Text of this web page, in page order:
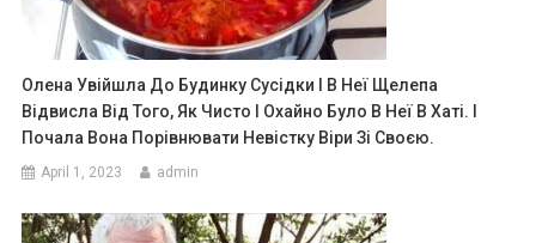
Олена Увійшла До Будинку Сусідки І В Неї Щелепа
Відвисла Від Того, Як Чисто І Охайно Було В Неї В Хаті. І
Почала Вона Порівнювати Невістку Віри Зі Своєю.
April 1, 2023 admin